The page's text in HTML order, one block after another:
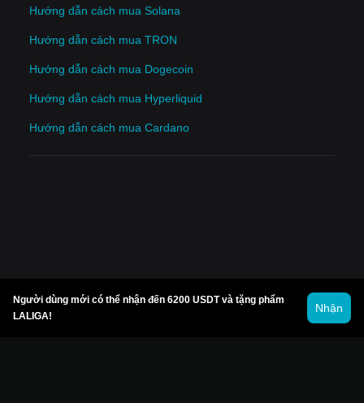
Hướng dẫn cách mua Solana
Hướng dẫn cách mua TRON
Hướng dẫn cách mua Dogecoin
Hướng dẫn cách mua Hyperliquid
Hướng dẫn cách mua Cardano
Người dùng mới có thể nhận đến 6200 USDT và tặng phẩm
LALIGA!
Nhận